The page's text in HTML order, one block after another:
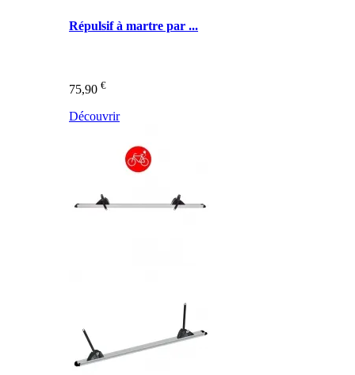
Répulsif à martre par ...
75,90 €
Découvrir